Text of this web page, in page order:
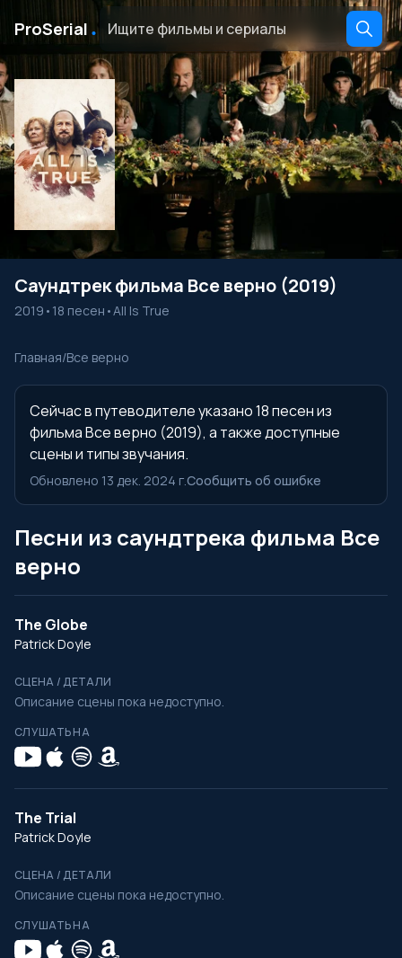
ProSerial ․
Саундтрек фильма Все верно (2019)
2019 • 18 песен •All Is True
Главная/Все верно
Сейчас в путеводителе указано 18 песен из
фильма Все верно (2019), а также доступные
сцены и типы звучания.
Обновлено 13 дек. 2024 г.Сообщить об ошибке
Песни из саундтрека фильма Все
верно
The Globe
Patrick Doyle
СЦЕНА / ДЕТАЛИ
Описание сцены пока недоступно.
СЛУШАТЬ НА
The Trial
Patrick Doyle
СЦЕНА / ДЕТАЛИ
Описание сцены пока недоступно.
СЛУШАТЬ НА